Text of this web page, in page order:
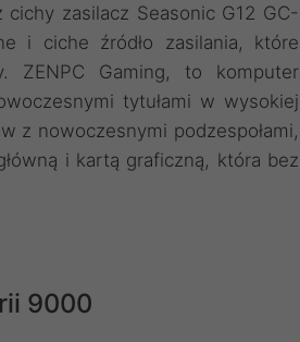
zasilacz Seasonic G12 GC-
i ciche źródło zasilania, które
ZENPC Gaming, to komputer
tytułami w wysokiej
z nowoczesnymi podzespołami,
i kartą graficzną, która bez
9000